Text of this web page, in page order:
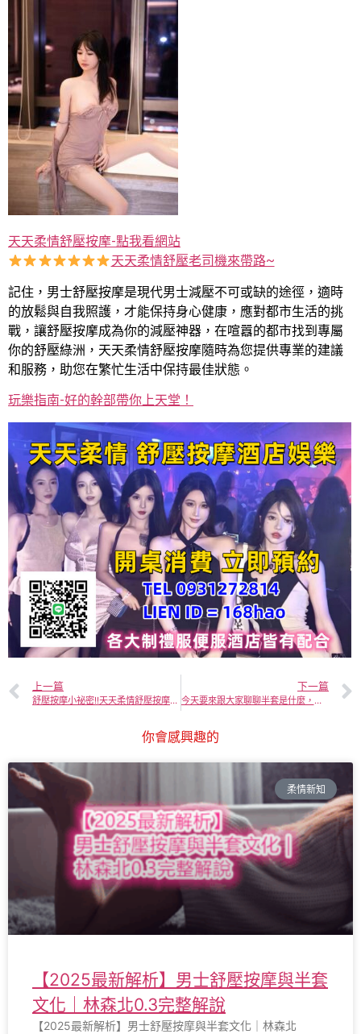
天天柔情舒壓按摩-點我看網站
天天柔情舒壓老司機來帶路~
記住，男士舒壓按摩是現代男士減壓不可或缺的途徑，適時
的放鬆與自我照護，才能保持身心健康，應對都市生活的挑
戰，讓舒壓按摩成為你的減壓神器，在喧囂的都市找到專屬
你的舒壓綠洲，天天柔情舒壓按摩隨時為您提供專業的建議
和服務，助您在繁忙生活中保持最佳狀態。
玩樂指南-好的幹部帶你上天堂！
上一篇
舒壓按摩小祕密!!天天柔情舒壓按摩告訴你讓人愉快的手法與原理
下一篇
今天要來跟大家聊聊半套是什麼，分享半套文化重點，解說相關半套術語，個工、半套舒壓會館又是什麼??
你會感興趣的
柔情新知
【2025最新解析】男士舒壓按摩與半套
文化｜林森北0.3完整解說
【2025最新解析】男士舒壓按摩與半套文化｜林森北